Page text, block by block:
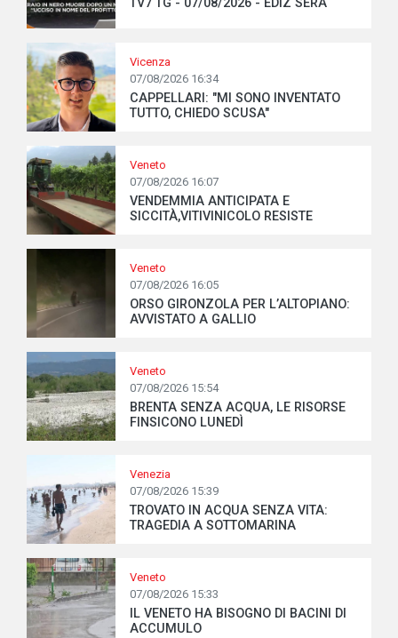
Vicenza
07/08/2026 16:34
CAPPELLARI: "MI SONO INVENTATO
TUTTO, CHIEDO SCUSA"
Veneto
07/08/2026 16:07
VENDEMMIA ANTICIPATA E
SICCITÀ,VITIVINICOLO RESISTE
Veneto
07/08/2026 16:05
ORSO GIRONZOLA PER L’ALTOPIANO:
AVVISTATO A GALLIO
Veneto
07/08/2026 15:54
BRENTA SENZA ACQUA, LE RISORSE
FINSICONO LUNEDÌ
Venezia
07/08/2026 15:39
TROVATO IN ACQUA SENZA VITA:
TRAGEDIA A SOTTOMARINA
Veneto
07/08/2026 15:33
IL VENETO HA BISOGNO DI BACINI DI
ACCUMULO